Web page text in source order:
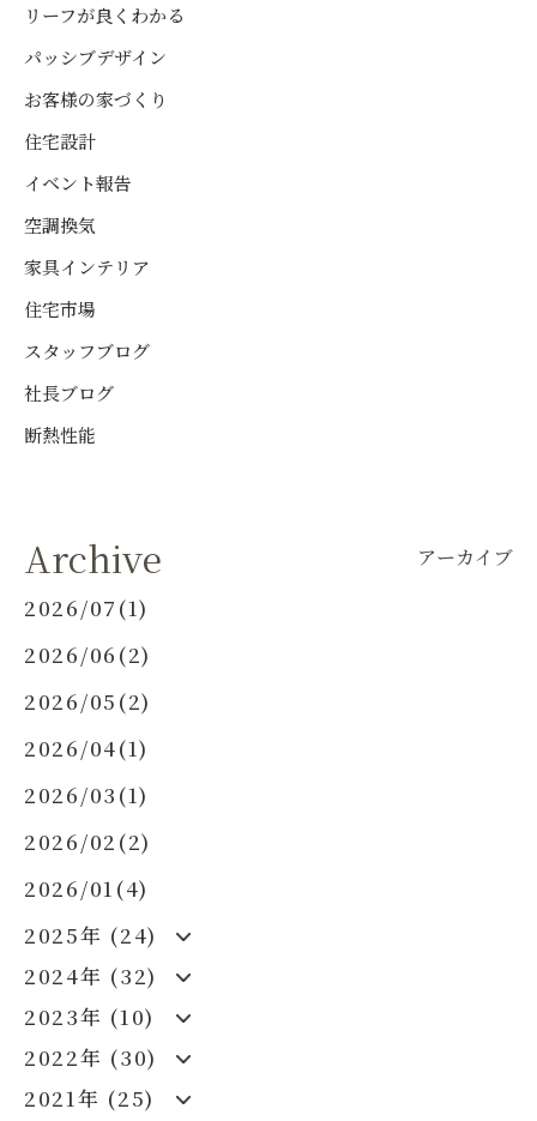
リーフが良くわかる
パッシブデザイン
お客様の家づくり
住宅設計
イベント報告
空調換気
家具インテリア
住宅市場
スタッフブログ
社長ブログ
断熱性能
Archive アーカイブ
2026/07(1)
2026/06(2)
2026/05(2)
2026/04(1)
2026/03(1)
2026/02(2)
2026/01(4)
2025年 (24)
2024年 (32)
2023年 (10)
2022年 (30)
2021年 (25)